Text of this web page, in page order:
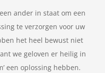
ander in staat om een
te verzorgen voor uw
het heel bewust niet
we geloven er heilig in
een oplossing hebben.